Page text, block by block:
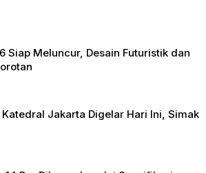
Siap Meluncur, Desain Futuristik dan
Jakarta Digelar Hari Ini, Simak